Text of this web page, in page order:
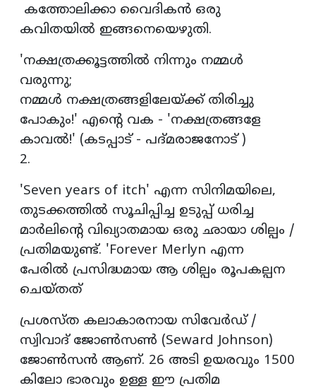
കത്തോലിക്കാ വൈദികന്‍ ഒരു
കവിതയില്‍ ഇങ്ങനെയെഴുതി.
'നക്ഷത്രക്കൂട്ടത്തില്‍ നിന്നും നമ്മള്‍
വരുന്നു;
നമ്മള്‍ നക്ഷത്രങ്ങളിലേയ്ക്ക് തിരിച്ചു
പോകും!' എന്റെ വക - 'നക്ഷത്രങ്ങളേ
കാവല്‍!' (കടപ്പാട് - പദ്മരാജനോട് )
2.
'Seven years of itch' എന്ന സിനിമയിലെ,
തുടക്കത്തില്‍ സൂചിപ്പിച്ച ഉടുപ്പ് ധരിച്ച
മാര്‍ലിന്റെ വിഖ്യാതമായ ഒരു ഛായാ ശില്പം /
പ്രതിമയുണ്ട്. 'Forever Merlyn എന്ന
പേരില്‍ പ്രസിദ്ധമായ ആ ശില്പം രൂപകല്പന
ചെയ്തത്
പ്രശസ്ത കലാകാരനായ സിവേര്‍ഡ് /
സ്വിവാദ് ജോണ്‍സണ്‍ (Seward Johnson)
ജോണ്‍സന്‍ ആണ്. 26 അടി ഉയരവും 1500
കിലോ ഭാരവും ഉള്ള ഈ പ്രതിമ